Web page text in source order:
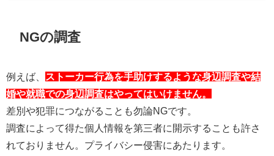
NGの調査
例えば、
ストーカー行為を手助けするような身辺調査や結
婚や就職での身辺調査はやってはいけません。
差別や犯罪につながることも勿論NGです。
調査によって得た個人情報を第三者に開示することも許さ
れておりません。プライバシー侵害にあたります。